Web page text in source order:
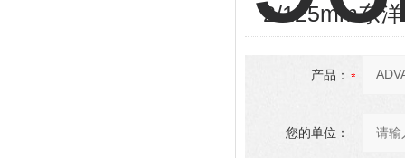
2/125mm东
产品：
您的单位：